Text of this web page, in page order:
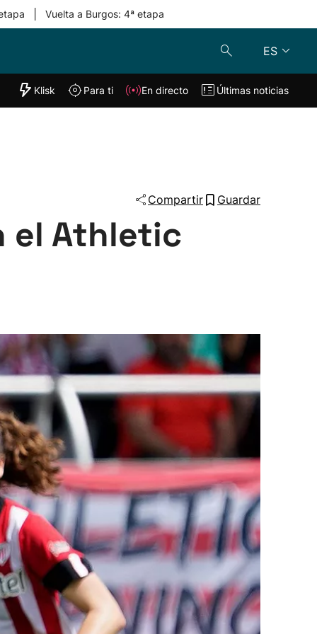
Vuelta a Burgos: 4ª etapa
ES
"Helmuga"
Klisk En directo
Klisk Para ti En directo Últimas noticias
Compartir Guardar
el Athletic